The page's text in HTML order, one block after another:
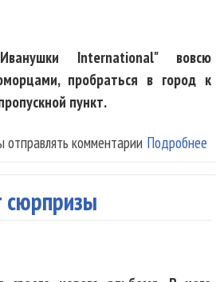
International" вовсю
пробраться в город к
пункт.
Подробнее
отправлять комментарии
сюрпризы